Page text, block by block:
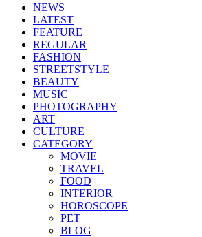
NEWS
LATEST
FEATURE
REGULAR
FASHION
STREETSTYLE
BEAUTY
MUSIC
PHOTOGRAPHY
ART
CULTURE
CATEGORY
MOVIE
TRAVEL
FOOD
INTERIOR
HOROSCOPE
PET
BLOG